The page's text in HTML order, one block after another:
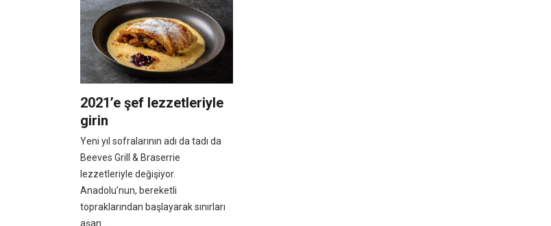
2021’e şef lezzetleriyle
girin
Yeni yıl sofralarının adı da tadı da
Beeves Grill & Braserrie
lezzetleriyle değişiyor.
Anadolu’nun, bereketli
topraklarından başlayarak sınırları
aşan...